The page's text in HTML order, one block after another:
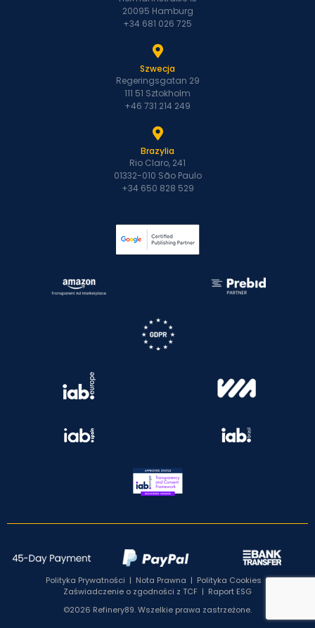
20095 Hamburg
+34 681 026 725
Szwecja
Regeringsgatan 29
111 51 Sztokholm
+46 731 214 249
Brazylia
Rio Claro, 241
01332-010 São Paulo
+34 650 828 529
Polityka Prywatności | Nota Prawna | Polityka Cookies |
Zaświadczenie o zgodności z TCF | Raport ESG
©2026 Refinery89. Wszelkie prawa zastrzeżone.